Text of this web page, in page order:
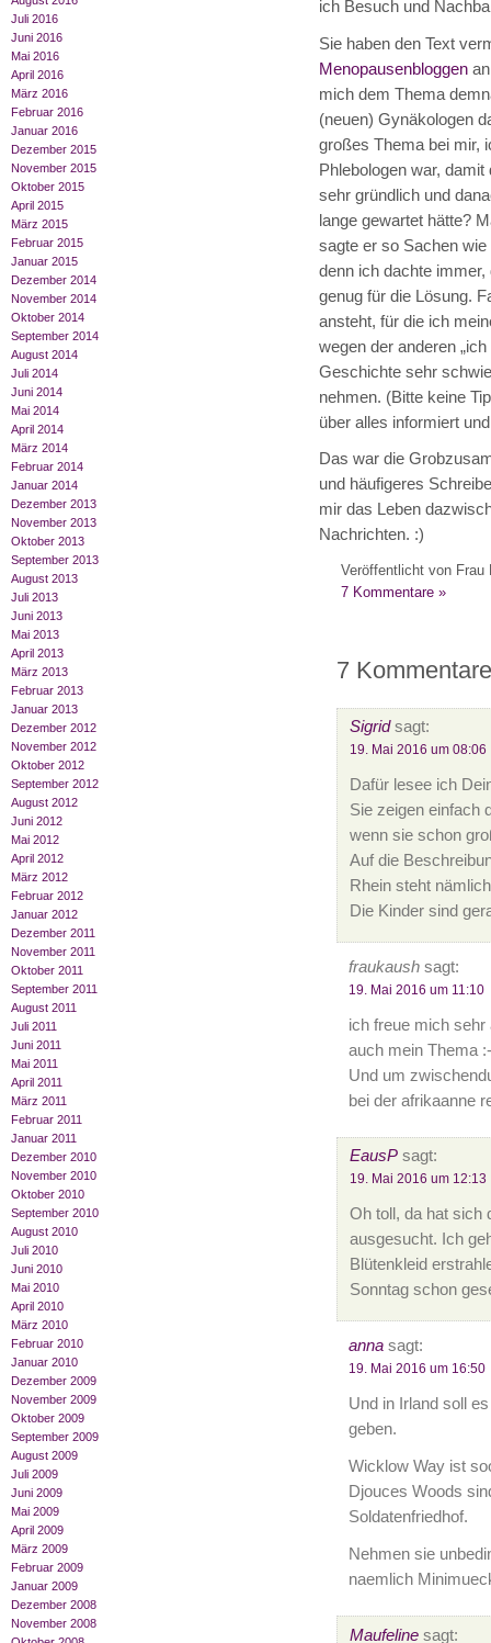
Juli 2016
Juni 2016
Mai 2016
April 2016
März 2016
Februar 2016
Januar 2016
Dezember 2015
November 2015
Oktober 2015
April 2015
März 2015
Februar 2015
Januar 2015
Dezember 2014
November 2014
Oktober 2014
September 2014
August 2014
Juli 2014
Juni 2014
Mai 2014
April 2014
März 2014
Februar 2014
Januar 2014
Dezember 2013
November 2013
Oktober 2013
September 2013
August 2013
Juli 2013
Juni 2013
Mai 2013
April 2013
März 2013
Februar 2013
Januar 2013
Dezember 2012
November 2012
Oktober 2012
September 2012
August 2012
Juni 2012
Mai 2012
April 2012
März 2012
Februar 2012
Januar 2012
Dezember 2011
November 2011
Oktober 2011
September 2011
August 2011
Juli 2011
Juni 2011
Mai 2011
April 2011
März 2011
Februar 2011
Januar 2011
Dezember 2010
November 2010
Oktober 2010
September 2010
August 2010
Juli 2010
Juni 2010
Mai 2010
April 2010
März 2010
Februar 2010
Januar 2010
Dezember 2009
November 2009
Oktober 2009
September 2009
August 2009
Juli 2009
Juni 2009
Mai 2009
April 2009
März 2009
Februar 2009
Januar 2009
Dezember 2008
November 2008
ich Besuch und
Sie haben den Text
Menopausenbloggenan
mich dem Thema
(neuen) Gynäkologen
großes Thema bei mir,
Phlebologen war,
sehr gründlich und
lange gewartet hätte?
sagte er so Sachen wie
denn ich dachte
genug für die Lösung.
ansteht, für die ich
wegen der anderen
Geschichte sehr
nehmen. (Bitte keine
über alles informiert
Das war die
und häufigeres
mir das Leben
Nachrichten. :)
Veröffentlicht von Frau
7 Kommentare »
7
Sigridsagt:
19. Mai 2016 um 08:06
Dafür lesee ich
Sie zeigen einfach
wenn sie schon
Auf die
Rhein steht
Die Kinder sind
fraukaushsagt:
19. Mai 2016 um 11:10
ich freue mich
auch mein Thema
Und um
bei der afrikaanne
EausPsagt:
19. Mai 2016 um 12:13
Oh toll, da hat sich
ausgesucht. Ich
Blütenkleid
Sonntag schon
annasagt:
19. Mai 2016 um 16:50
Und in Irland soll
geben.
Wicklow Way ist
Djouces Woods
Soldatenfriedhof.
Nehmen sie
naemlich
Maufelinesagt: